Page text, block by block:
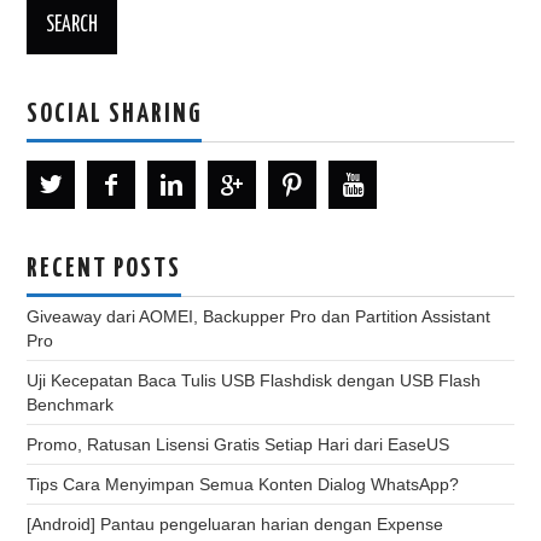
SOCIAL SHARING
RECENT POSTS
Giveaway dari AOMEI, Backupper Pro dan Partition Assistant
Pro
Uji Kecepatan Baca Tulis USB Flashdisk dengan USB Flash
Benchmark
Promo, Ratusan Lisensi Gratis Setiap Hari dari EaseUS
Tips Cara Menyimpan Semua Konten Dialog WhatsApp?
[Android] Pantau pengeluaran harian dengan Expense